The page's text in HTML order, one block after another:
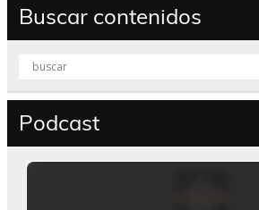
Buscar contenidos
Podcast